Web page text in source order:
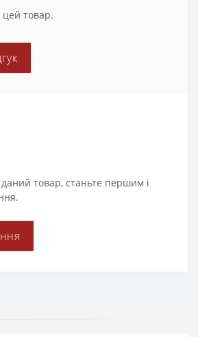
цей товар.
товар, станьте першим і